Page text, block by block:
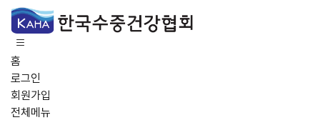
홈
로그인
회원가입
전체메뉴